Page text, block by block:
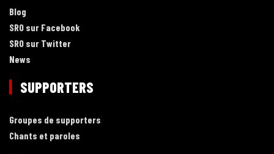
Blog
SRO sur Facebook
SRO sur Twitter
News
SUPPORTERS
Groupes de supporters
Chants et paroles